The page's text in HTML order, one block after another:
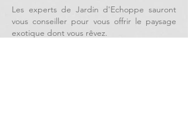
Les experts de Jardin d'Echoppe sauront
vous conseiller pour vous offrir le paysage
exotique dont vous rêvez.